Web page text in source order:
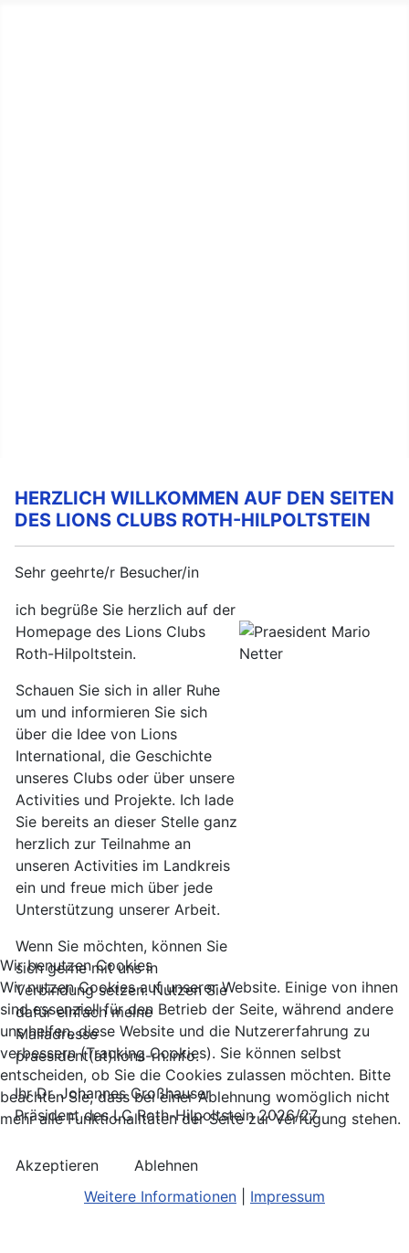
HERZLICH WILLKOMMEN AUF DEN SEITEN
DES LIONS CLUBS ROTH-HILPOLTSTEIN
Sehr geehrte/r Besucher/in
ich begrüße Sie herzlich auf der
Homepage des Lions Clubs
Roth-Hilpoltstein.
Schauen Sie sich in aller Ruhe
um und informieren Sie sich
über die Idee von Lions
International, die Geschichte
unseres Clubs oder über unsere
Activities und Projekte. Ich lade
Sie bereits an dieser Stelle ganz
herzlich zur Teilnahme an
unseren Activities im Landkreis
ein und freue mich über jede
Unterstützung unserer Arbeit.
Wenn Sie möchten, können Sie
sich gerne mit uns in
Verbindung setzen. Nutzen Sie
dafür einfach meine
Mailadresse
praesident(at)lions-rh.info.
Ihr Dr. Johannes Großhauser
Präsident des LC Roth-Hilpoltstein 2026/27
Wir benutzen Cookies
Wir nutzen Cookies auf unserer Website. Einige von ihnen
sind essenziell für den Betrieb der Seite, während andere
uns helfen, diese Website und die Nutzererfahrung zu
verbessern (Tracking Cookies). Sie können selbst
entscheiden, ob Sie die Cookies zulassen möchten. Bitte
beachten Sie, dass bei einer Ablehnung womöglich nicht
mehr alle Funktionalitäten der Seite zur Verfügung stehen.
Akzeptieren
Ablehnen
Weitere Informationen
Impressum